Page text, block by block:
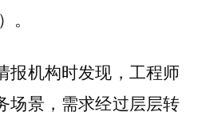
。
报机构时发现，工程师
场景，需求经过层层转